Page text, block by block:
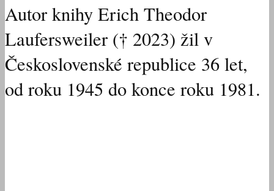
Autor knihy Erich Theodor
Laufersweiler († 2023) žil v
Československé republice 36 let,
od roku 1945 do konce roku 1981.